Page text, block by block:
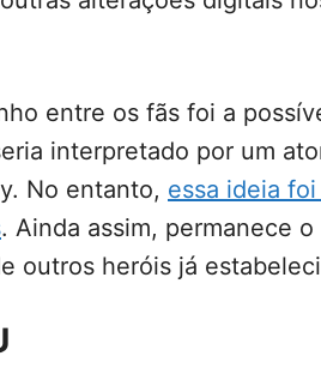
entre os fãs foi a
interpretado por um
No entanto, essa ideia
. Ainda assim, permanece
outros heróis já